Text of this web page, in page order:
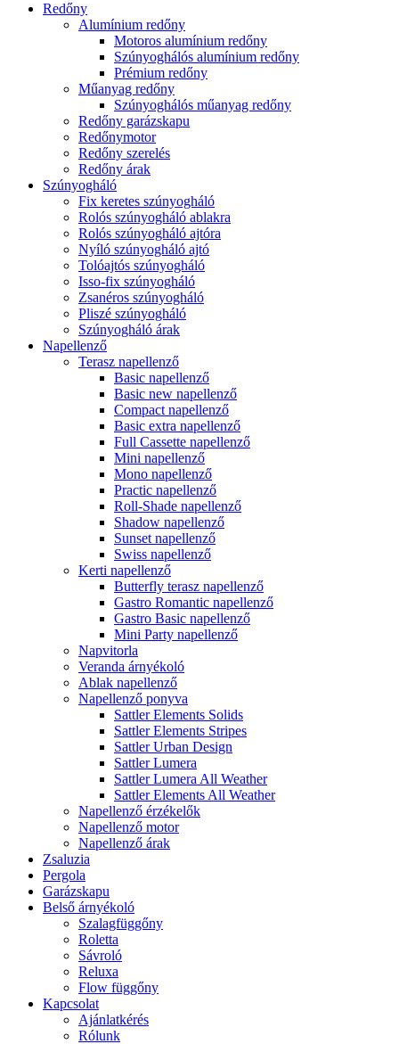
Redőny
Alumínium redőny
Motoros alumínium redőny
Szúnyoghálós alumínium redőny
Prémium redőny
Műanyag redőny
Szúnyoghálós műanyag redőny
Redőny garázskapu
Redőnymotor
Redőny szerelés
Redőny árak
Szúnyogháló
Fix keretes szúnyogháló
Rolós szúnyogháló ablakra
Rolós szúnyogháló ajtóra
Nyíló szúnyogháló ajtó
Tolóajtós szúnyogháló
Isso-fix szúnyogháló
Zsanéros szúnyogháló
Pliszé szúnyogháló
Szúnyogháló árak
Napellenző
Terasz napellenző
Basic napellenző
Basic new napellenző
Compact napellenző
Basic extra napellenző
Full Cassette napellenző
Mini napellenző
Mono napellenző
Practic napellenző
Roll-Shade napellenző
Shadow napellenző
Sunset napellenző
Swiss napellenző
Kerti napellenző
Butterfly terasz napellenző
Gastro Romantic napellenző
Gastro Basic napellenző
Mini Party napellenző
Napvitorla
Veranda árnyékoló
Ablak napellenző
Napellenző ponyva
Sattler Elements Solids
Sattler Elements Stripes
Sattler Urban Design
Sattler Lumera
Sattler Lumera All Weather
Sattler Elements All Weather
Napellenző érzékelők
Napellenző motor
Napellenző árak
Zsaluzia
Pergola
Garázskapu
Belső árnyékoló
Szalagfüggőny
Roletta
Sávroló
Reluxa
Flow függőny
Kapcsolat
Ajánlatkérés
Rólunk